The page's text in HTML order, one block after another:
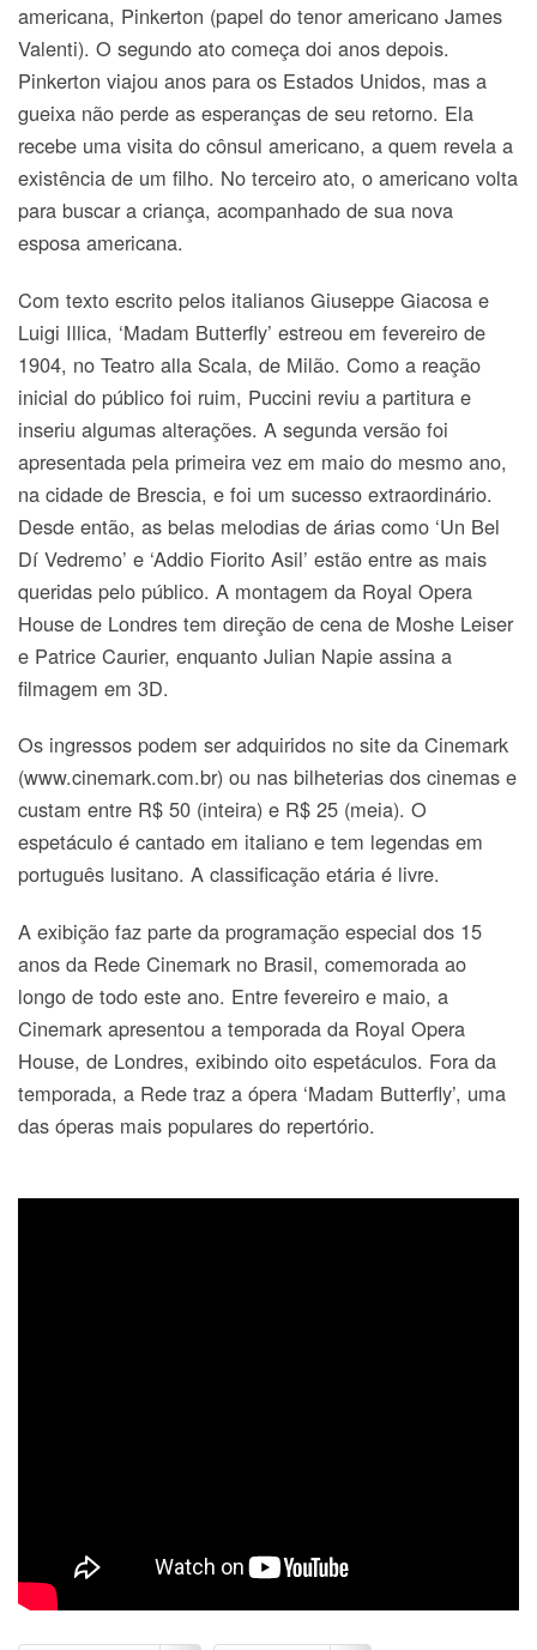
americana, Pinkerton (papel do tenor americano James
Valenti). O segundo ato começa doi anos depois.
Pinkerton viajou anos para os Estados Unidos, mas a
gueixa não perde as esperanças de seu retorno. Ela
recebe uma visita do cônsul americano, a quem revela a
existência de um filho. No terceiro ato, o americano volta
para buscar a criança, acompanhado de sua nova
esposa americana.
Com texto escrito pelos italianos Giuseppe Giacosa e
Luigi Illica, ‘Madam Butterfly’ estreou em fevereiro de
1904, no Teatro alla Scala, de Milão. Como a reação
inicial do público foi ruim, Puccini reviu a partitura e
inseriu algumas alterações. A segunda versão foi
apresentada pela primeira vez em maio do mesmo ano,
na cidade de Brescia, e foi um sucesso extraordinário.
Desde então, as belas melodias de árias como ‘Un Bel
Dí Vedremo’ e ‘Addio Fiorito Asil’ estão entre as mais
queridas pelo público. A montagem da Royal Opera
House de Londres tem direção de cena de Moshe Leiser
e Patrice Caurier, enquanto Julian Napie assina a
filmagem em 3D.
Os ingressos podem ser adquiridos no site da Cinemark
(www.cinemark.com.br) ou nas bilheterias dos cinemas e
custam entre R$ 50 (inteira) e R$ 25 (meia). O
espetáculo é cantado em italiano e tem legendas em
português lusitano. A classificação etária é livre.
A exibição faz parte da programação especial dos 15
anos da Rede Cinemark no Brasil, comemorada ao
longo de todo este ano. Entre fevereiro e maio, a
Cinemark apresentou a temporada da Royal Opera
House, de Londres, exibindo oito espetáculos. Fora da
temporada, a Rede traz a ópera ‘Madam Butterfly’, uma
das óperas mais populares do repertório.